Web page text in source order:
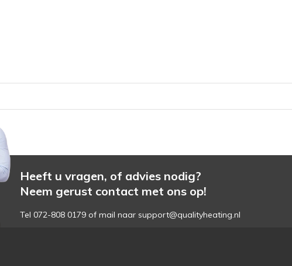
Heeft u vragen, of advies nodig?
Neem gerust contact met ons op!
Tel 072-808 0179 of mail naar support@qualityheating.nl